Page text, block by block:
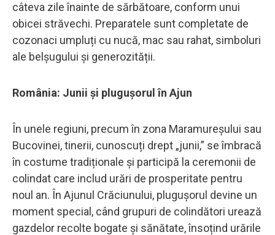
câteva zile înainte de sărbătoare, conform unui
obicei străvechi. Preparatele sunt completate de
cozonaci umpluți cu nucă, mac sau rahat, simboluri
ale belșugului și generozității.
România: Junii și plugușorul în Ajun
În unele regiuni, precum în zona Maramureșului sau
Bucovinei, tinerii, cunoscuți drept „junii,” se îmbracă
în costume tradiționale și participă la ceremonii de
colindat care includ urări de prosperitate pentru
noul an. În Ajunul Crăciunului, plugușorul devine un
moment special, când grupuri de colindători urează
gazdelor recolte bogate și sănătate, însoțind urările